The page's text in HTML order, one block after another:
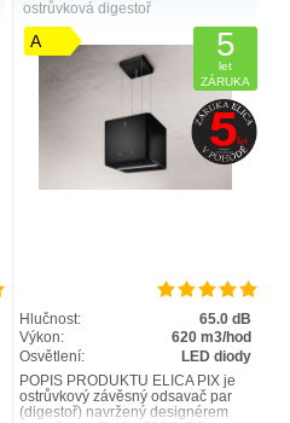
ostrůvková digestoř
A 5
let
ZÁRUKA
Hlučnost:
65.0 dB
Výkon:
620 m3/hod
Osvětlení:
LED diody
POPIS PRODUKTU ELICA PIX je
ostrůvkový závěsný odsavač par
(digestoř) navržený designérem